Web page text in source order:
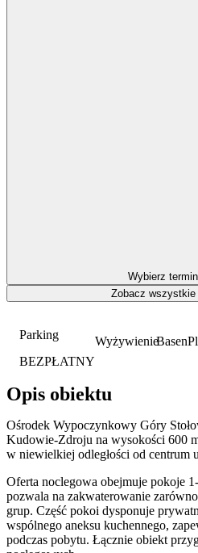
Parking
BEZPŁATNY
WyżywienieBasen
Opis obiektu
Ośrodek Wypoczynkowy Góry
Kudowie-Zdroju na wysokości 600
w niewielkiej odległości od centrum
Oferta noclegowa obejmuje pokoje
pozwala na zakwaterowanie
grup. Część pokoi dysponuje
wspólnego aneksu kuchennego,
podczas pobytu. Łącznie obiekt
Wybierz
Zobacz wszystkie